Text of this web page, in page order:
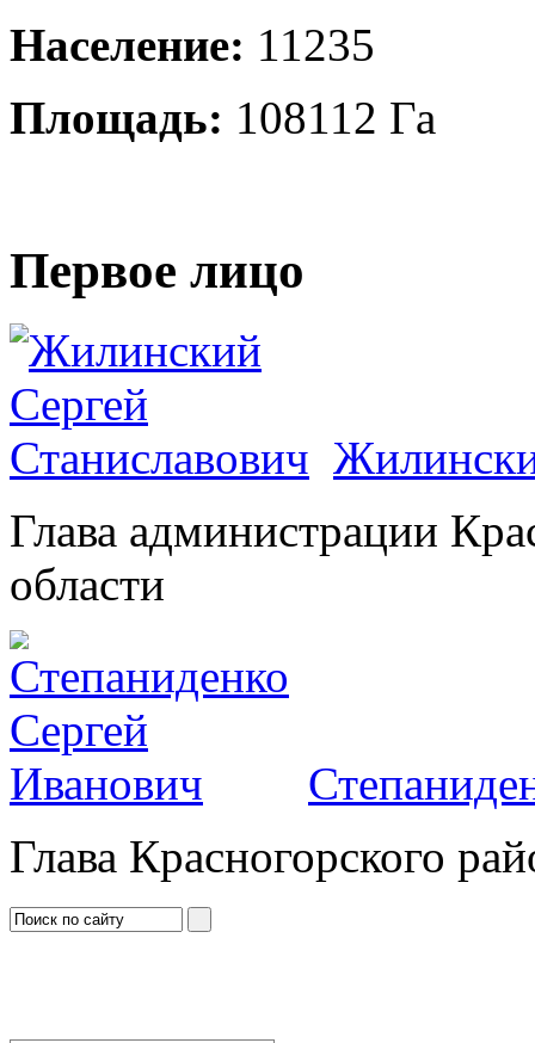
Население: 11235
Площадь: 108112 Га
Первое лицо
Глава администрации
области
Глава Красногорского